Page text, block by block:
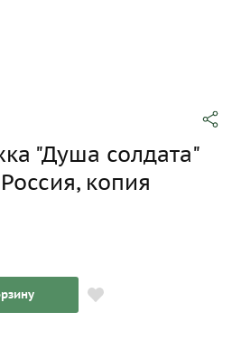
"Душа солдата"
копия